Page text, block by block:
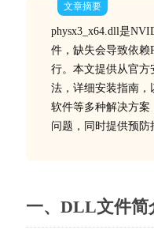
文章摘要
physx3_x64.dll是
件，缺失会导致依赖
行。本文提供从官方
法，详细安装指南，
软件等多种解决方
问题，同时提供预防
一、DLL文件简